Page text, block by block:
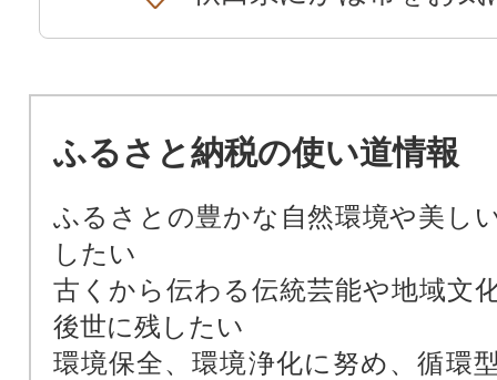
ふるさと納税の使い道情報
ふるさとの豊かな自然環境や美し
したい
古くから伝わる伝統芸能や地域文
後世に残したい
環境保全、環境浄化に努め、循環